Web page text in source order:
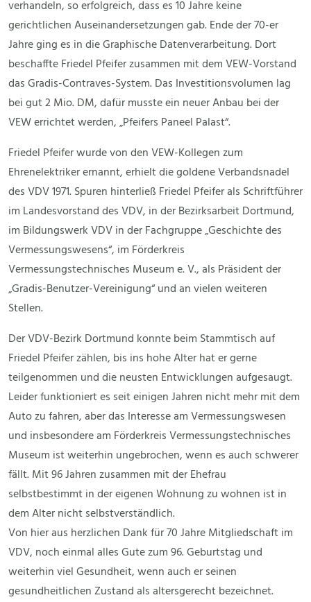
verhandeln, so erfolgreich, dass es 10 Jahre keine
gerichtlichen Auseinandersetzungen gab. Ende der 70-er
Jahre ging es in die Graphische Datenverarbeitung. Dort
beschaffte Friedel Pfeifer zusammen mit dem VEW-Vorstand
das Gradis-Contraves-System. Das Investitionsvolumen lag
bei gut 2 Mio. DM, dafür musste ein neuer Anbau bei der
VEW errichtet werden, „Pfeifers Paneel Palast“.
Friedel Pfeifer wurde von den VEW-Kollegen zum
Ehrenelektriker ernannt, erhielt die goldene Verbandsnadel
des VDV 1971. Spuren hinterließ Friedel Pfeifer als Schriftführer
im Landesvorstand des VDV, in der Bezirksarbeit Dortmund,
im Bildungswerk VDV in der Fachgruppe „Geschichte des
Vermessungswesens“, im Förderkreis
Vermessungstechnisches Museum e. V., als Präsident der
„Gradis-Benutzer-Vereinigung“ und an vielen weiteren
Stellen.
Der VDV-Bezirk Dortmund konnte beim Stammtisch auf
Friedel Pfeifer zählen, bis ins hohe Alter hat er gerne
teilgenommen und die neusten Entwicklungen aufgesaugt.
Leider funktioniert es seit einigen Jahren nicht mehr mit dem
Auto zu fahren, aber das Interesse am Vermessungswesen
und insbesondere am Förderkreis Vermessungstechnisches
Museum ist weiterhin ungebrochen, wenn es auch schwerer
fällt. Mit 96 Jahren zusammen mit der Ehefrau
selbstbestimmt in der eigenen Wohnung zu wohnen ist in
dem Alter nicht selbstverständlich.
Von hier aus herzlichen Dank für 70 Jahre Mitgliedschaft im
VDV, noch einmal alles Gute zum 96. Geburtstag und
weiterhin viel Gesundheit, wenn auch er seinen
gesundheitlichen Zustand als altersgerecht bezeichnet.